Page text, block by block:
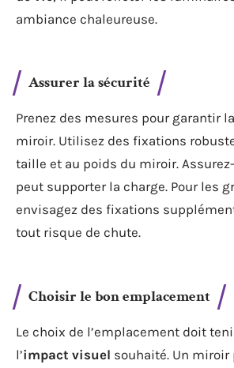
ambiance chaleureuse.
Assurer la sécurité
Prenez des mesures pour garantir la
miroir. Utilisez des fixations
taille et au poids du miroir.
peut supporter la charge. Pour les
envisagez des fixations
tout risque de chute.
Choisir le bon emplacement
Le choix de l’emplacement doit
l’impact visuel souhaité. Un miroir